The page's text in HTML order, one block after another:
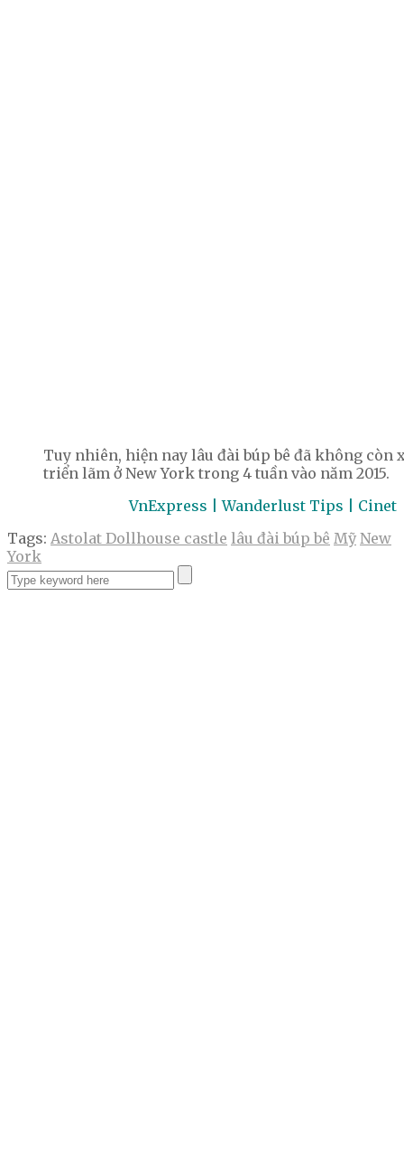
Tuy nhiên, hiện nay lâu đài búp bê đã không
triển lãm ở New York trong 4 tuần vào năm 2015.
VnExpress | Wanderlust Tips | Cinet
Tags: Astolat Dollhouse castle lâu đài búp bê Mỹ New
York